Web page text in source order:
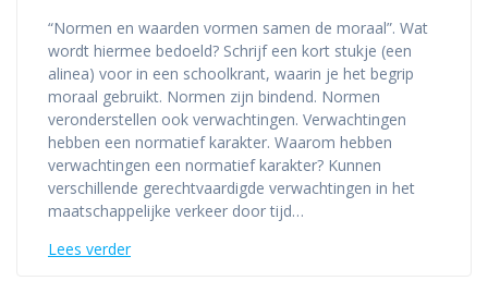
“Normen en waarden vormen samen de moraal”. Wat
wordt hiermee bedoeld? Schrijf een kort stukje (een
alinea) voor in een schoolkrant, waarin je het begrip
moraal gebruikt. Normen zijn bindend. Normen
veronderstellen ook verwachtingen. Verwachtingen
hebben een normatief karakter. Waarom hebben
verwachtingen een normatief karakter? Kunnen
verschillende gerechtvaardigde verwachtingen in het
maatschappelijke verkeer door tijd…
Lees verder